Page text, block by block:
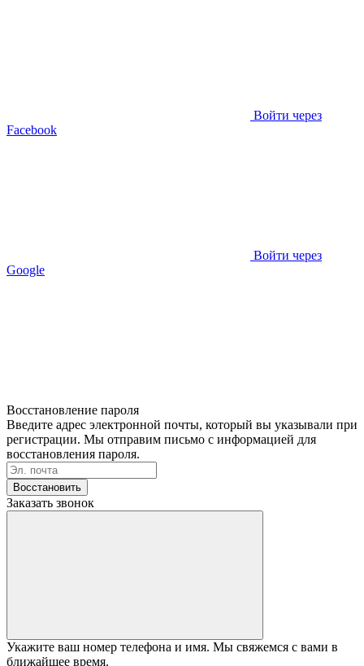
Войти через
Facebook
Войти через
Google
Восстановление пароля
Введите адрес электронной почты, который вы указывали при
регистрации. Мы отправим письмо с информацией для
восстановления пароля.
Восстановить
Заказать звонок
Укажите ваш номер телефона и имя. Мы свяжемся с вами в
ближайшее время.